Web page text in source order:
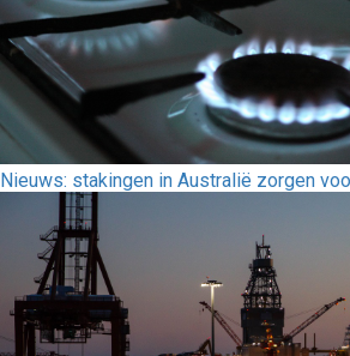
Nieuws: stakingen in Australië zorgen